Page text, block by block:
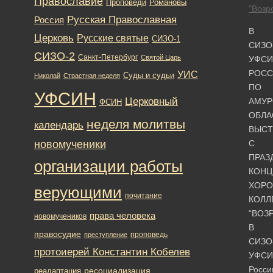
В
ПО
С
В
Проповеди Романовы
Россия Русская Православная
Церковь Русские святые СИЗО-1
СИЗО-2 Санкт-Петербург Святой Царь
Николай Страстная неделя Суды и судьи УИС
УФСИН ФСИН Церковный
календарь неделя молитвы
новомученики
организации работы
верующими почитание
новомучеников права человека
правосудие преступление проповедь
протоиерей Константин Кобелев
реадаптация ресоциализация